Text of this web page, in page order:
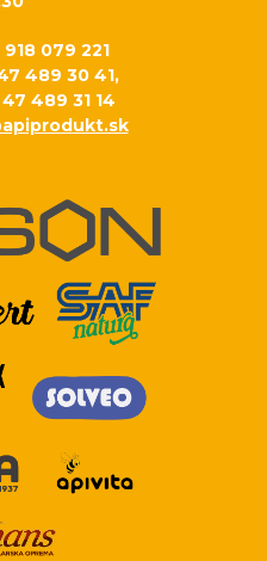
918 079 221
489 30 41,
31 14